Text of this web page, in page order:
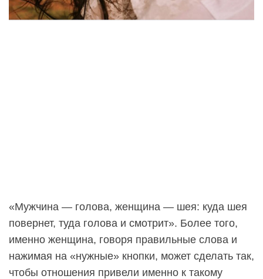
«Мужчина — голова, женщина — шея: куда шея
повернет, туда голова и смотрит». Более того,
именно женщина, говоря правильные слова и
нажимая на «нужные» кнопки, может сделать так,
чтобы отношения привели именно к такому